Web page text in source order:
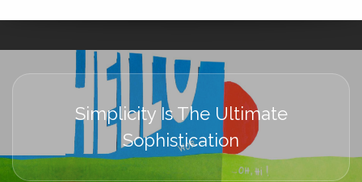
Simplicity Is The Ultimate
Sophistication